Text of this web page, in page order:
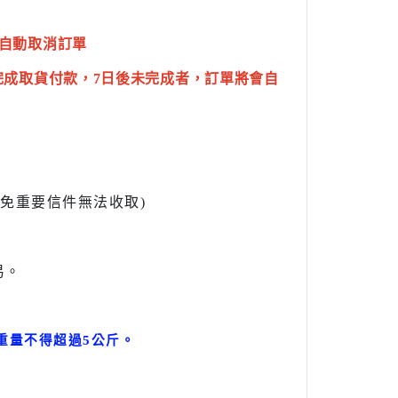
動取消訂單
取貨付款，7日後未完成者，訂單將會自
重要信件無法收取)
量不得超過5公斤 。